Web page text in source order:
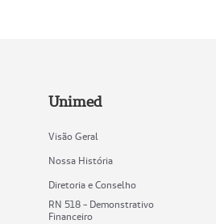
Unimed
Visão Geral
Nossa História
Diretoria e Conselho
RN 518 - Demonstrativo
Financeiro